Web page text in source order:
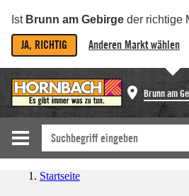
Ist Brunn am Gebirge der richtige
JA, RICHTIG Anderen Markt wählen
Brunn am
Startseite